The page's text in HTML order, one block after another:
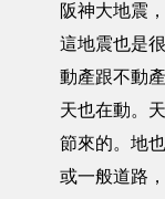
阪神大地震
這地震也是
動產跟不動
天也在動。
節來的。地
或一般道路